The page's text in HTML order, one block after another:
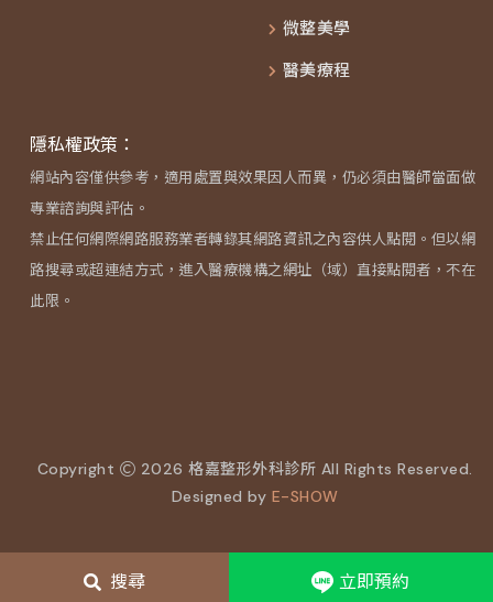
搜尋 立即預約
微整美學
醫美療程
隱私權政策：
網站內容僅供參考，適用處置與效果因人而異，仍必須由醫師當面做
專業諮詢與評估。
禁止任何網際網路服務業者轉錄其網路資訊之內容供人點閱。但以網
路搜尋或超連結方式，進入醫療機構之網址（域）直接點閱者，不在
此限。
Copyright
2026 格嘉整形外科診所 All Rights Reserved.
Designed by E-SHOW